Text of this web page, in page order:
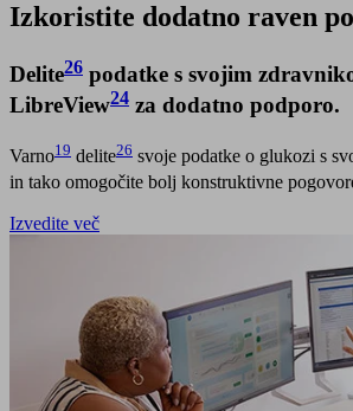
Izkoristite dodatno raven
Delite26 podatke s svojim
LibreView24 za dodatno podporo.
Varno19 delite26 svoje podatke o glukozi s
in tako omogočite bolj konstruktivne
Izvedite več